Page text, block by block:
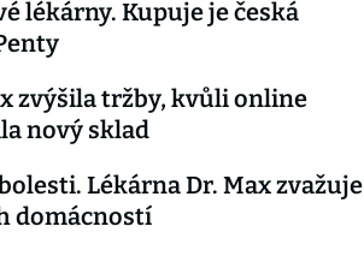
lékárny. Kupuje je česká
zvýšila tržby, kvůli online
nový sklad
Lékárna Dr. Max zvažuje
domácností